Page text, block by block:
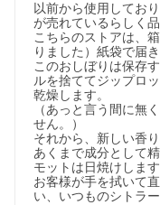
以前から使用してお
が売れているらしく品
こちらのストアは、
りました）紙袋で届き
このおしぼりは保存
ルを捨ててジップロ
乾燥します。
（あっと言う間に無
せん。）
それから、新しい香
あくまで成分として
モットは日焼けします
お客様が手を拭いて
い、いつものシトラ